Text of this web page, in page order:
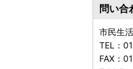
問い合
市民生
TEL：
FAX：